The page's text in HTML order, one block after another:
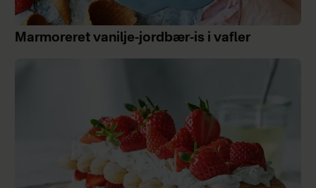
Marmoreret vanilje-jordbær-is i vafler